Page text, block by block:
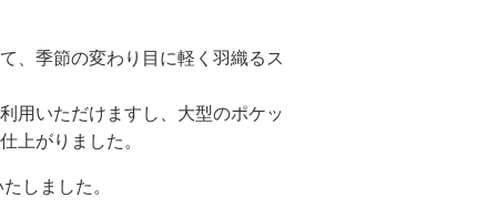
、季節の変わり目に軽く羽織るス
用いただけますし、大型のポケッ
上がりました。
しました。